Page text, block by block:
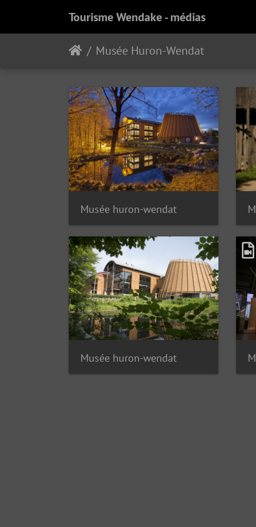
Tourisme Wendake - médias
Musée Huron-Wendat
Musée huron-wendat
Musée huron-wendat